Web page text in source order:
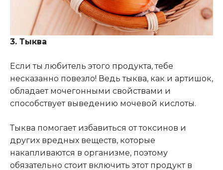
3. Тыква
Если ты любитель этого продукта, тебе
несказанно повезло! Ведь тыква, как и артишок,
обладает мочегонными свойствами и
способствует выведению мочевой кислоты.
Тыква помогает избавиться от токсинов и
других вредных веществ, которые
накапливаются в организме, поэтому
обязательно стоит включить этот продукт в